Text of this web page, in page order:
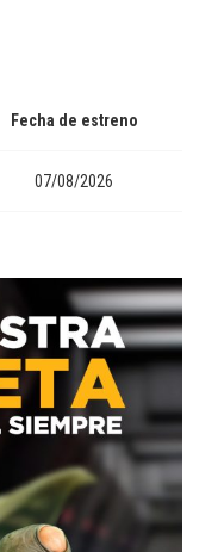
Fecha de estreno
07/08/2026